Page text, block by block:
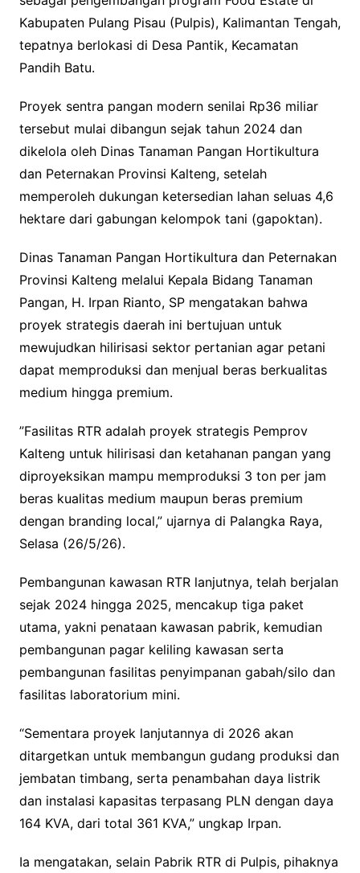
Kabupaten Pulang Pisau (Pulpis), Kalimantan Tengah,
tepatnya berlokasi di Desa Pantik, Kecamatan
Pandih Batu.
Proyek sentra pangan modern senilai Rp36 miliar
tersebut mulai dibangun sejak tahun 2024 dan
dikelola oleh Dinas Tanaman Pangan Hortikultura
dan Peternakan Provinsi Kalteng, setelah
memperoleh dukungan ketersedian lahan seluas 4,6
hektare dari gabungan kelompok tani (gapoktan).
Dinas Tanaman Pangan Hortikultura dan Peternakan
Provinsi Kalteng melalui Kepala Bidang Tanaman
Pangan, H. Irpan Rianto, SP mengatakan bahwa
proyek strategis daerah ini bertujuan untuk
mewujudkan hilirisasi sektor pertanian agar petani
dapat memproduksi dan menjual beras berkualitas
medium hingga premium.
”Fasilitas RTR adalah proyek strategis Pemprov
Kalteng untuk hilirisasi dan ketahanan pangan yang
diproyeksikan mampu memproduksi 3 ton per jam
beras kualitas medium maupun beras premium
dengan branding local,” ujarnya di Palangka Raya,
Selasa (26/5/26).
Pembangunan kawasan RTR lanjutnya, telah berjalan
sejak 2024 hingga 2025, mencakup tiga paket
utama, yakni penataan kawasan pabrik, kemudian
pembangunan pagar keliling kawasan serta
pembangunan fasilitas penyimpanan gabah/silo dan
fasilitas laboratorium mini.
“Sementara proyek lanjutannya di 2026 akan
ditargetkan untuk membangun gudang produksi dan
jembatan timbang, serta penambahan daya listrik
dan instalasi kapasitas terpasang PLN dengan daya
164 KVA, dari total 361 KVA,” ungkap Irpan.
Ia mengatakan, selain Pabrik RTR di Pulpis, pihaknya